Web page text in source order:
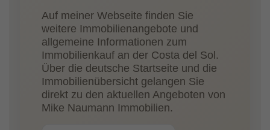
Auf meiner Webseite finden Sie
weitere Immobilienangebote und
allgemeine Informationen zum
Immobilienkauf an der Costa del Sol.
Über die deutsche Startseite und die
Immobilienübersicht gelangen Sie
direkt zu den aktuellen Angeboten von
Mike Naumann Immobilien.